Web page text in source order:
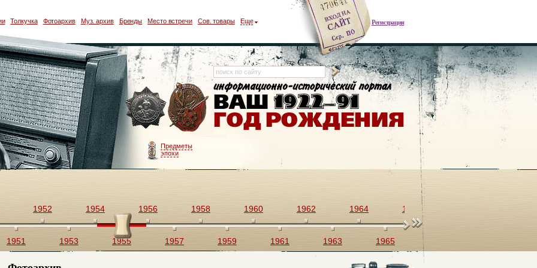
Регистрация
Толкучка Фотоархив Муз. архив Бренды Место встречи Сов. товары Еще
Предметы
эпохи
1951
1952
1953
1954
1955
1956
1957
1958
1959
1960
1961
1962
1963
1964
1965
1966